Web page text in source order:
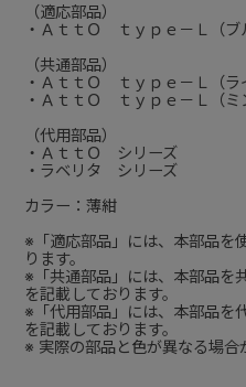
（適応部品）
・ＡｔｔＯ ｔｙｐｅ－Ｌ（ブ
（共通部品）
・ＡｔｔＯ ｔｙｐｅ－Ｌ（ラ
・ＡｔｔＯ ｔｙｐｅ－Ｌ（ミ
（代用部品）
・ＡｔｔＯ シリーズ
・ラベリタ シリーズ
カラー：薄紺
※「適応部品」には、本部品を
ります。
※「共通部品」には、本部品を
を記載しております。
※「代用部品」には、本部品を
を記載しております。
※ 実際の部品と色が異なる場合